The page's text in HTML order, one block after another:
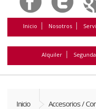
Inicio Nosotros
Alquiler
Inicio Accesorios /